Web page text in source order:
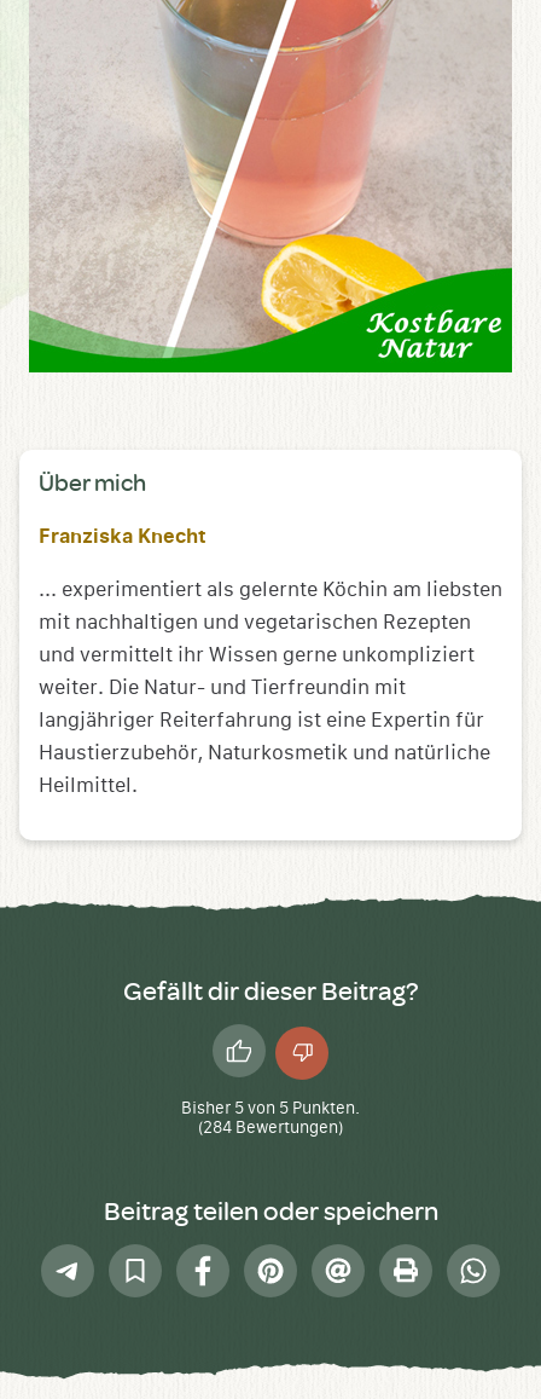
Über mich
Franziska Knecht
... experimentiert als gelernte Köchin am liebsten
mit nachhaltigen und vegetarischen Rezepten
und vermittelt ihr Wissen gerne unkompliziert
weiter. Die Natur- und Tierfreundin mit
langjähriger Reiterfahrung ist eine Expertin für
Haustierzubehör, Naturkosmetik und natürliche
Heilmittel.
Gefällt dir dieser Beitrag?
Daumen
hoch
Daumen
runter
Bisher 5von 5 Punkten.
(284 Bewertungen)
Beitrag teilen oder speichern
Telegram
In
Sammlung
FacebookPinterest
E-
Mail
Drucken